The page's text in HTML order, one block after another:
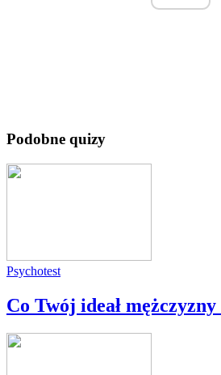
Podobne quizy
Psychotest
Co Twój ideał